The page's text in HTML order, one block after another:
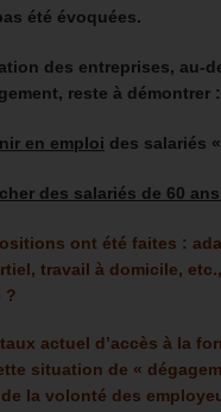
été évoquées.
des entreprises, au-
reste à démontrer :
en emploi des salariés «
des salariés de 60
ont été faites :
travail à domicile,
?
actuel d’accès à la
situation de «
la volonté des